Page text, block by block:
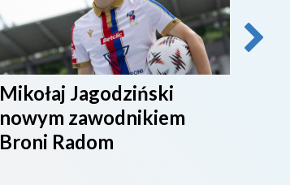
Mikołaj Jagodziński
nowym zawodnikiem
Broni Radom